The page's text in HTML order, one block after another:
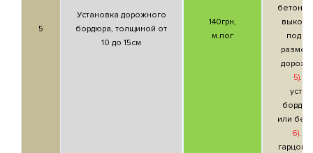
5
Установка дорожного
бордюра, толщиной от
10 до 15см
140грн,
м.пог
под
5).
или
6).